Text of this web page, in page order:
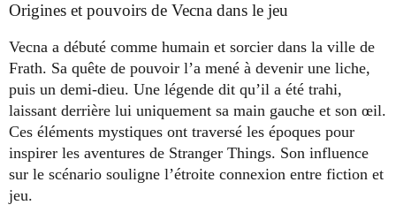
Origines et pouvoirs de Vecna dans le jeu
Vecna a débuté comme humain et sorcier dans la ville de
Frath. Sa quête de pouvoir l’a mené à devenir une liche,
puis un demi-dieu. Une légende dit qu’il a été trahi,
laissant derrière lui uniquement sa main gauche et son œil.
Ces éléments mystiques ont traversé les époques pour
inspirer les aventures de Stranger Things. Son influence
sur le scénario souligne l’étroite connexion entre fiction et
jeu.